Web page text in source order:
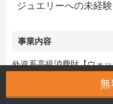
ジュエリーへの未経
事業内容
外資系高級消費財【ウォ